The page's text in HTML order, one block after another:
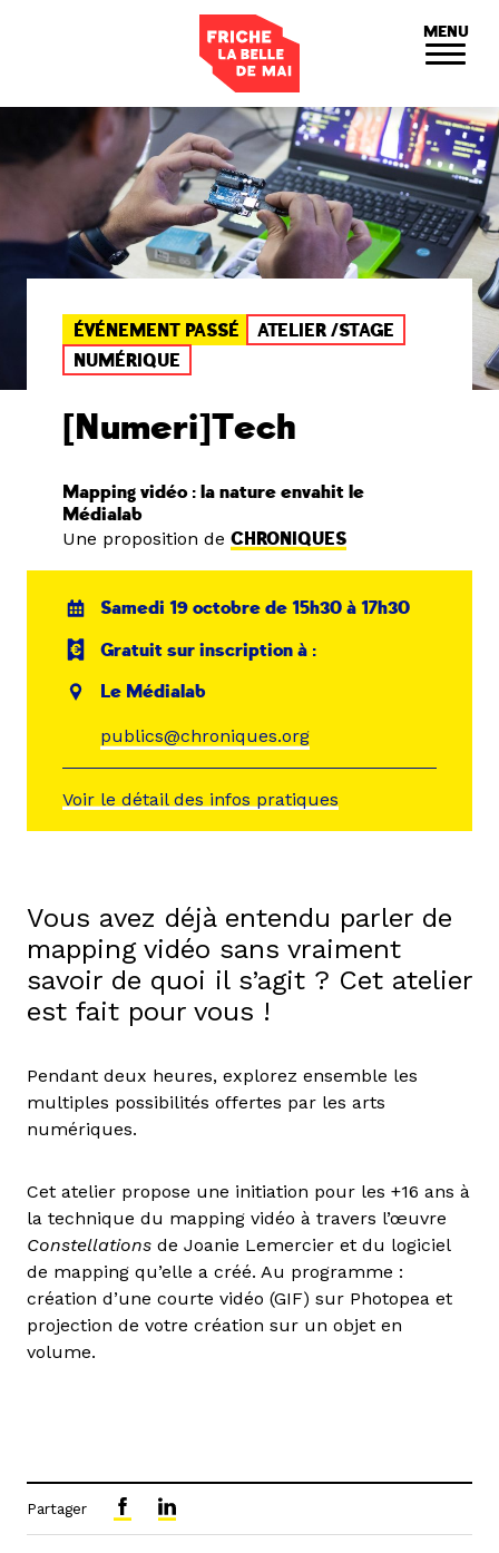
MENU
ÉVÉNEMENT PASSÉ
ATELIER /STAGE
NUMÉRIQUE
[Numeri]Tech
Mapping vidéo : la nature envahit le
Médialab
Une proposition de CHRONIQUES
Samedi 19 octobre de 15h30 à 17h30
Gratuit sur inscription à :
Le Médialab
publics@chroniques.org
Voir le détail des infos pratiques
Vous avez déjà entendu parler de
mapping vidéo sans vraiment
savoir de quoi il s’agit ? Cet atelier
est fait pour vous !
Pendant deux heures, explorez ensemble les
multiples possibilités offertes par les arts
numériques.
Cet atelier propose une initiation pour les +16 ans à
la technique du mapping vidéo à travers l’œuvre
Constellations de Joanie Lemercier et du logiciel
de mapping qu’elle a créé. Au programme :
création d’une courte vidéo (GIF) sur Photopea et
projection de votre création sur un objet en
volume.
Partager
Panneau de gestion des cookies